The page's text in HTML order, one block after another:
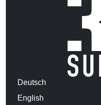
Deutsch
English